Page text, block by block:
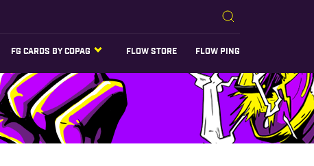
FG CARDS BY COPAG FLOW STORE FLOW PING